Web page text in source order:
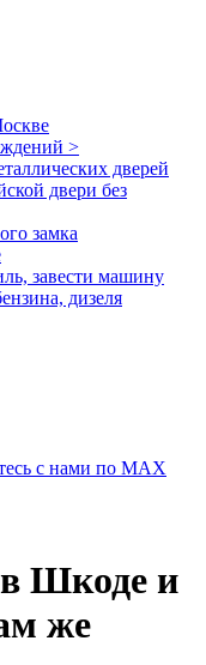
>
дверей
двери без
замка
завести машину
дизеля
с нами по MAX
в Шкоде и
же